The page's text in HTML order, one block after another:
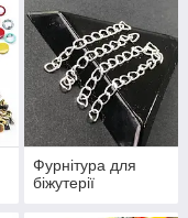
Фурнітура для
біжутерії